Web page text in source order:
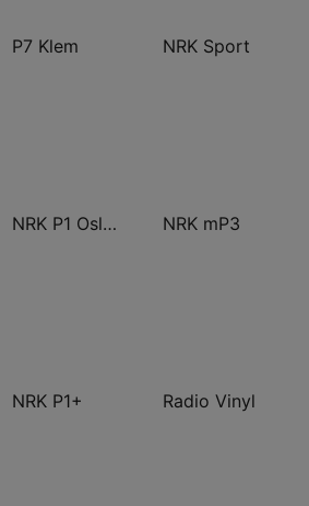
P7 Klem NRK Sport
NRK P1 Oslo og Akershus NRK mP3
NRK P1+ Radio Vinyl